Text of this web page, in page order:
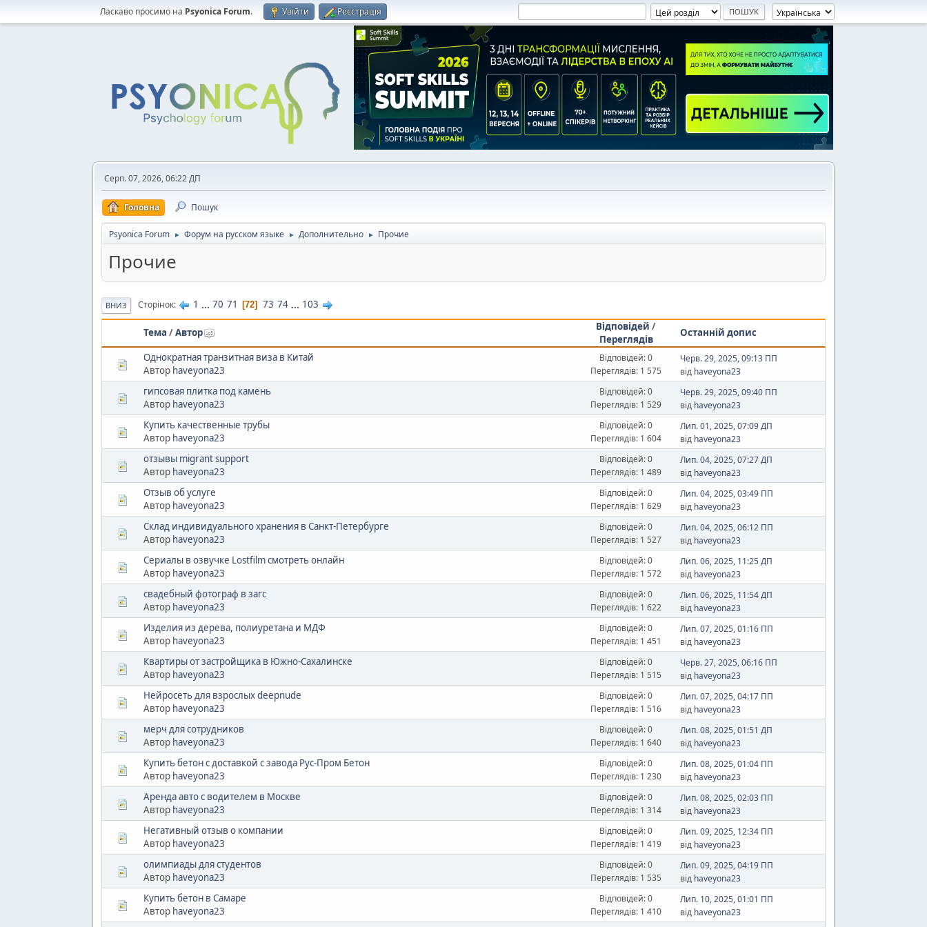
Ласкаво просимо на Psyonica Forum. Увійти Реєстрація
Серп. 07, 2026, 06:22 ДП
Головна Пошук
Psyonica Forum ► Форум на русском языке ► Дополнительно ► Прочие
Прочие
ВНИЗ Сторінок 1 ... 70 71 72 73 74 ... 103
Тема /Автор
Відповідей /
Переглядів
Останній допис
Однократная транзитная виза в Китай
Автор haveyona23
Відповідей: 0
Переглядів: 1 575
Черв. 29, 2025, 09:13 ПП
від haveyona23
гипсовая плитка под камень
Автор haveyona23
Відповідей: 0
Переглядів: 1 529
Черв. 29, 2025, 09:40 ПП
від haveyona23
Купить качественные трубы
Автор haveyona23
Відповідей: 0
Переглядів: 1 604
Лип. 01, 2025, 07:09 ДП
від haveyona23
отзывы migrant support
Автор haveyona23
Відповідей: 0
Переглядів: 1 489
Лип. 04, 2025, 07:27 ДП
від haveyona23
Отзыв об услуге
Автор haveyona23
Відповідей: 0
Переглядів: 1 629
Лип. 04, 2025, 03:49 ПП
від haveyona23
Склад индивидуального хранения в Санкт-Петербурге
Автор haveyona23
Відповідей: 0
Переглядів: 1 527
Лип. 04, 2025, 06:12 ПП
від haveyona23
Сериалы в озвучке Lostfilm смотреть онлайн
Автор haveyona23
Відповідей: 0
Переглядів: 1 572
Лип. 06, 2025, 11:25 ДП
від haveyona23
свадебный фотограф в загс
Автор haveyona23
Відповідей: 0
Переглядів: 1 622
Лип. 06, 2025, 11:54 ДП
від haveyona23
Изделия из дерева, полиуретана и МДФ
Автор haveyona23
Відповідей: 0
Переглядів: 1 451
Лип. 07, 2025, 01:16 ПП
від haveyona23
Квартиры от застройщика в Южно-Сахалинске
Автор haveyona23
Відповідей: 0
Переглядів: 1 515
Черв. 27, 2025, 06:16 ПП
від haveyona23
Нейросеть для взрослых deepnude
Автор haveyona23
Відповідей: 0
Переглядів: 1 516
Лип. 07, 2025, 04:17 ПП
від haveyona23
мерч для сотрудников
Автор haveyona23
Відповідей: 0
Переглядів: 1 640
Лип. 08, 2025, 01:51 ДП
від haveyona23
Купить бетон с доставкой с завода Рус-Пром Бетон
Автор haveyona23
Відповідей: 0
Переглядів: 1 230
Лип. 08, 2025, 01:04 ПП
від haveyona23
Аренда авто с водителем в Москве
Автор haveyona23
Відповідей: 0
Переглядів: 1 314
Лип. 08, 2025, 02:03 ПП
від haveyona23
Негативный отзыв о компании
Автор haveyona23
Відповідей: 0
Переглядів: 1 419
Лип. 09, 2025, 12:34 ПП
від haveyona23
олимпиады для студентов
Автор haveyona23
Відповідей: 0
Переглядів: 1 535
Лип. 09, 2025, 04:19 ПП
від haveyona23
Купить бетон в Самаре
Автор haveyona23
Відповідей: 0
Переглядів: 1 410
Лип. 10, 2025, 01:01 ПП
від haveyona23